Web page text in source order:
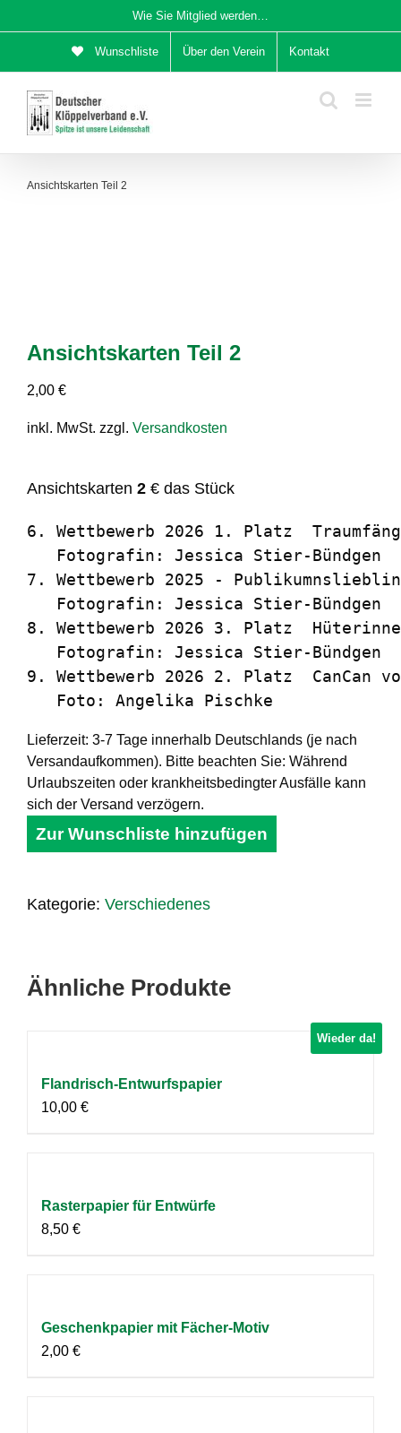
Inhalt
Wie Sie Mitglied werden…
Wunschliste Über den Verein Kontakt
Ansichtskarten Teil 2
Ansichtskarten Teil 2
2,00 €
inkl. MwSt. zzgl. Versandkosten
Ansichtskarten 2 € das Stück
6. Wettbewerb 2026 1. Platz
   Fotografin: Jessica Stier-Bündgen
7. Wettbewerb 2025 -
   Fotografin: Jessica Stier-Bündgen
8. Wettbewerb 2026 3. Platz
   Fotografin: Jessica Stier-Bündgen
9. Wettbewerb 2026 2. Platz  CanCan
   Foto: Angelika Pischke
Lieferzeit: 3-7 Tage innerhalb Deutschlands (je nach
Versandaufkommen). Bitte beachten Sie: Während
Urlaubszeiten oder krankheitsbedingter Ausfälle kann
sich der Versand verzögern.
Zur Wunschliste hinzufügen
Kategorie: Verschiedenes
Ähnliche Produkte
Wieder da!
Flandrisch-Entwurfspapier
10,00 €
Rasterpapier für Entwürfe
8,50 €
Geschenkpapier mit Fächer-Motiv
2,00 €